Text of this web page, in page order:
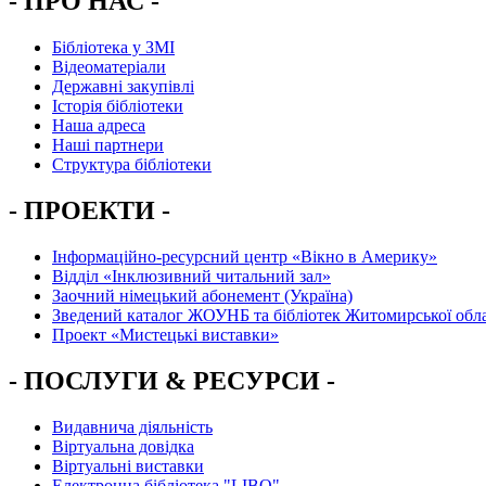
Бібліотека у ЗМІ
Відеоматеріали
Державні закупівлі
Історія бібліотеки
Наша адреса
Наші партнери
Структура бібліотеки
- ПРОЕКТИ -
Інформаційно-ресурсний центр «Вікно в Америку»
Вiддiл «Інклюзивний читальний зал»
Заочний німецький абонемент (Україна)
Зведений каталог ЖОУНБ та бібліотек Житомирської
Проект «Мистецькі виставки»
- ПОСЛУГИ & РЕСУРСИ -
Видавнича діяльність
Віртуальна довідка
Віртуальні виставки